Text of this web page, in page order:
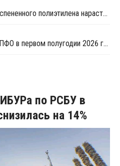
Удмуртский производитель вспененного полиэтилена нарастит выпуск на 15%
Число закрытых компаний в ПФО в первом полугодии 2026 года вдвое превысило число новых
по РСБУ в
на 14%